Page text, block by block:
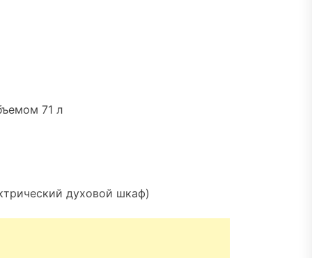
71 л
духовой шкаф)